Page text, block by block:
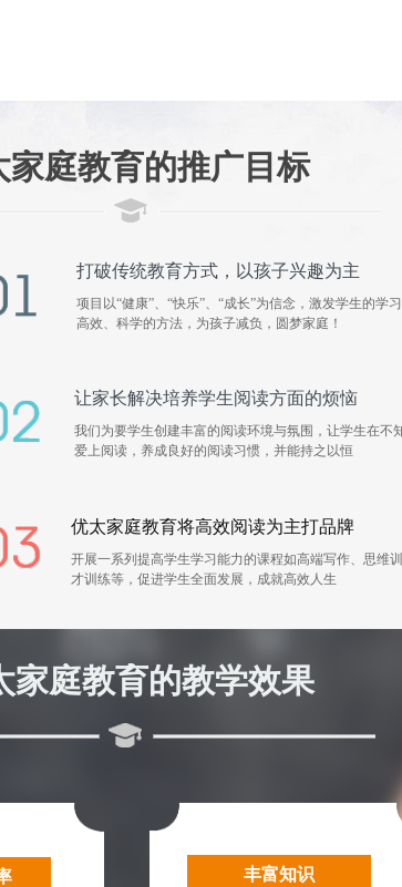
打破传统教育方式，以孩子兴趣为主
项目以“健康”、“快乐”、“成长”为信念，激发学生的学
高效、科学的方法，为孩子减负，圆梦家庭！
家庭教育的推广目标
优太家庭教育将高效阅读为主打品牌
开展一系列提高学生学习能力的课程如高端写作、思维
才训练等，促进学生全面发展，成就高效人生
让家长解决培养学生阅读方面的烦恼
我们为要学生创建丰富的阅读环境与氛围，让学生在不
爱上阅读，养成良好的阅读习惯，并能持之以恒
丰富知识
家庭教育的教学效果